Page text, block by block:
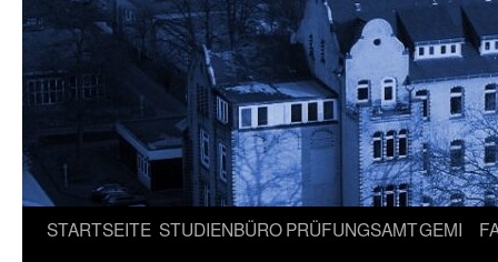
STARTSEITE STUDIENBÜROPRÜFUNGSAMTGEMI